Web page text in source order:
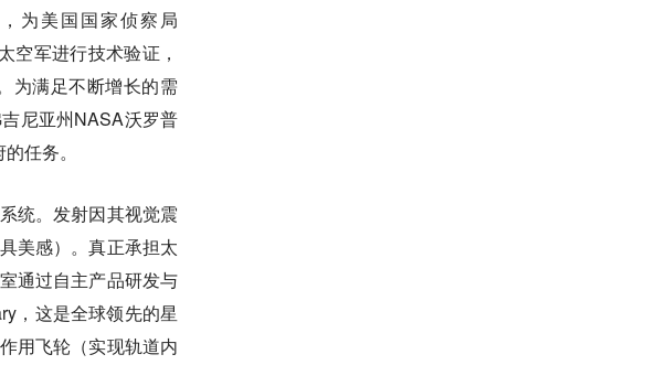
为美国国家侦察局
空军进行技术验证，
为满足不断增长的需
尼亚州NASA沃罗普
任务。
统。发射因其视觉震
美感）。真正承担太
通过自主产品研发与
，这是全球领先的星
用飞轮（实现轨道内